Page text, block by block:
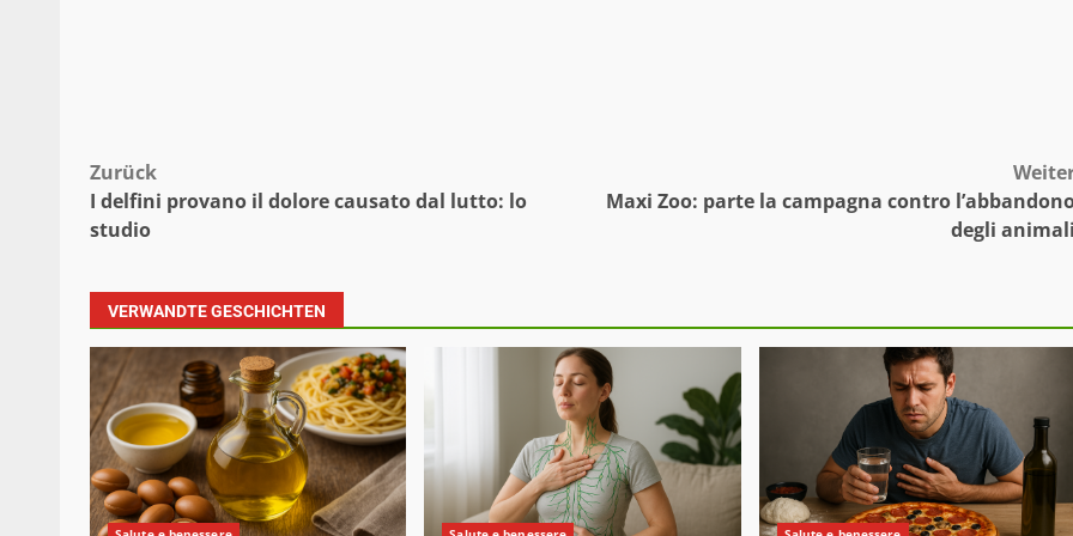
Beitragsnavigation
Zurück
I delfini provano il dolore causato dal lutto: lo
studio
Maxi Zoo: parte la campagna contro
degli animali
VERWANDTE GESCHICHTEN